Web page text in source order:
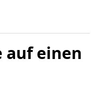
auf einen